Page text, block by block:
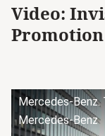
Video:
Mercedes-Benz.
Mercedes-Benz